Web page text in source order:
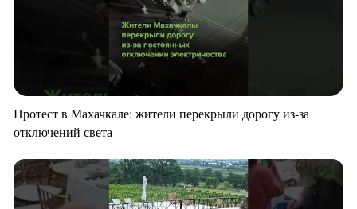
Протест в Махачкале: жители перекрыли дорогу из-за
отключений света